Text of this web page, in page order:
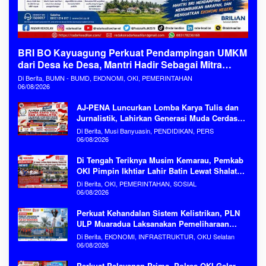
BRI BO Kayuagung Perkuat Pendampingan UMKM
dari Desa ke Desa, Mantri Hadir Sebagai Mitra
Penggerak Ekonomi Kerakyatan
Di Berita, BUMN - BUMD, EKONOMI, OKI, PEMERINTAHAN
06/08/2026
AJ-PENA Luncurkan Lomba Karya Tulis dan
Jurnalistik, Lahirkan Generasi Muda Cerdas
Menjaga Aset Bangsa
Di Berita, Musi Banyuasin, PENDIDIKAN, PERS
06/08/2026
Di Tengah Teriknya Musim Kemarau, Pemkab
OKI Pimpin Ikhtiar Lahir Batin Lewat Shalat
Istisqa Memohon Turunnya Hujan
Di Berita, OKI, PEMERINTAHAN, SOSIAL
06/08/2026
Perkuat Kehandalan Sistem Kelistrikan, PLN
ULP Muaradua Laksanakan Pemeliharaan
ROW dan HAR Konstruksi Gabungan Secara
Terpadu
Di Berita, EKONOMI, INFRASTRUKTUR, OKU Selatan
06/08/2026